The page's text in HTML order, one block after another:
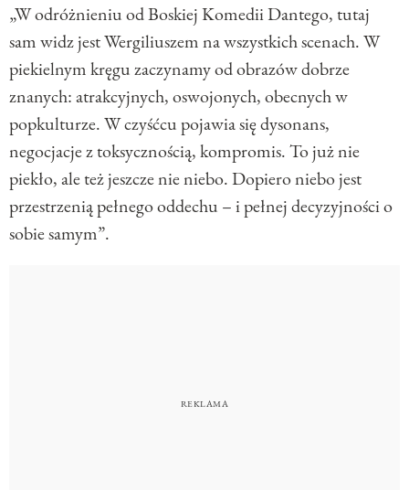
„W odróżnieniu od Boskiej Komedii Dantego, tutaj
sam widz jest Wergiliuszem na wszystkich scenach. W
piekielnym kręgu zaczynamy od obrazów dobrze
znanych: atrakcyjnych, oswojonych, obecnych w
popkulturze. W czyśćcu pojawia się dysonans,
negocjacje z toksycznością, kompromis. To już nie
piekło, ale też jeszcze nie niebo. Dopiero niebo jest
przestrzenią pełnego oddechu – i pełnej decyzyjności o
sobie samym”.